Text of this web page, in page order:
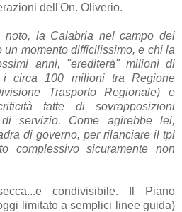
dell'On. Oliverio.
noto, la Calabria nel campo dei
un momento difficilissimo, e chi la
anni, "erediterà" milioni di
circa 100 milioni tra Regione
Trasporto Regionale) e
fatte di sovrapposizioni
servizio. Come agirebbe lei,
di governo, per rilanciare il tpl
complessivo sicuramente non
condivisibile. Il Piano
limitato a semplici linee guida)